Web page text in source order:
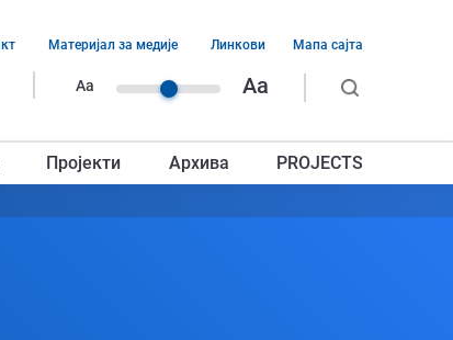
Aa Aa
Материјал за медије Линкови Мапа сајта
Пројекти Архива PROJECTS